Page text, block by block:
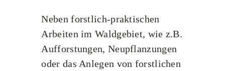
Neben forstlich-praktischen
Arbeiten im Waldgebiet, wie z.B.
Aufforstungen, Neupflanzungen
oder das Anlegen von forstlichen